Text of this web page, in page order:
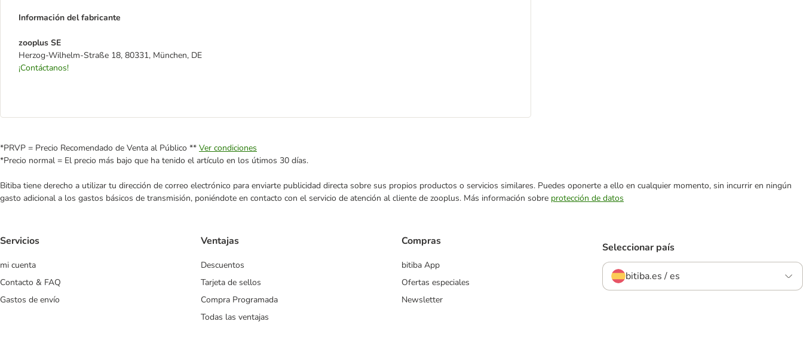
Información del fabricante
zooplus SE
Herzog-Wilhelm-Straße 18, 80331, München, DE
¡Contáctanos!
*PRVP = Precio Recomendado de Venta al Público ** Ver condiciones
*Precio normal = El precio más bajo que ha tenido el artículo en los útimos 30 días.
Bitiba tiene derecho a utilizar tu dirección de correo electrónico para enviarte publicidad directa sobre sus propios productos o servicios similares. Puedes oponerte a ello en cualquier momento, sin incurrir en ningún
gasto adicional a los gastos básicos de transmisión, poniéndote en contacto con el servicio de atención al cliente de zooplus. Más información sobre protección de datos
Servicios
mi cuenta
Contacto & FAQ
Gastos de envío
Ventajas
Descuentos
Tarjeta de sellos
Compra Programada
Todas las ventajas
Compras
bitiba App
Ofertas especiales
Newsletter
Seleccionar país
bitiba.es / es